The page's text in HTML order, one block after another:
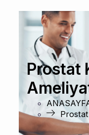
Prostat
Prostat